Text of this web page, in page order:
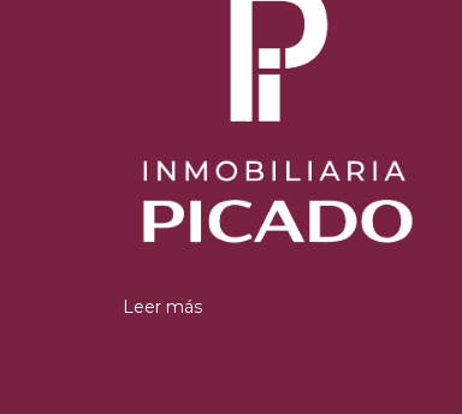
Leer más